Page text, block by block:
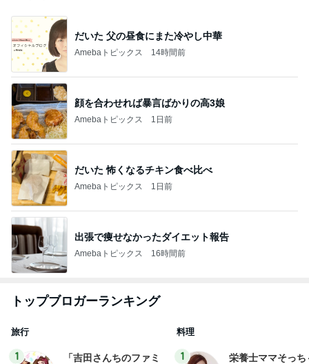
だいた 父の昼食にまた冷やし中華
Amebaトピックス 14時間前
顔を合わせれば暴言ばかりの高3娘
Amebaトピックス 1日前
だいた 怖くなるチキン食べ比べ
Amebaトピックス 1日前
出張で痩せなかったダイエット報告
Amebaトピックス 16時間前
トップブロガーランキング
旅行
1
「吉田さんちのファミ
料理
1
栄養士ママそっち